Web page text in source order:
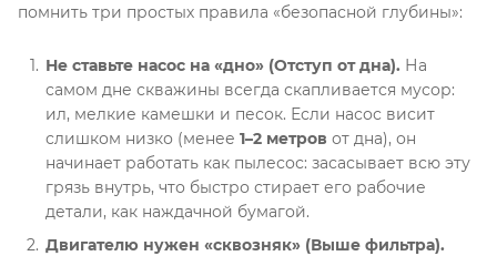
помнить три простых правила «безопасной глубины»:
Не ставьте насос на «дно» (Отступ от дна). На
самом дне скважины всегда скапливается мусор:
ил, мелкие камешки и песок. Если насос висит
слишком низко (менее 1–2 метров от дна), он
начинает работать как пылесос: засасывает всю эту
грязь внутрь, что быстро стирает его рабочие
детали, как наждачной бумагой.
Двигателю нужен «сквозняк» (Выше фильтра).